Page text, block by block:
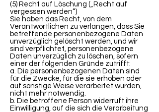
(5) Recht auf Löschung („Recht auf
vergessen werden“)
Sie haben das Recht, von dem
Verantwortlichen zu verlangen, dass Sie
betreffende personenbezogene Daten
unverzüglich gelöscht werden, und wir
sind verpflichtet, personenbezogene
Daten unverzüglich zu löschen, sofern
einer der folgenden Gründe zutrifft:
a. Die personenbezogenen Daten sind
für die Zwecke, für die sie erhoben oder
auf sonstige Weise verarbeitet wurden,
nicht mehr notwendig.
b. Die betroffene Person widerruft ihre
Einwilligung, auf die sich die Verarbeitung